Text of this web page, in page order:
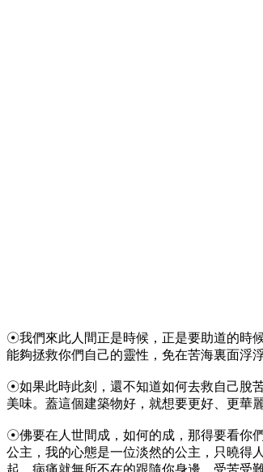
☉我們來此人間正是時候，正是要助道的時
能夠拯救你們自己的靈性，免在苦海裏面浮
☉如果此時此刻，還不知道如何去救自己脫
美味。蓋這個建築物好，就想要更好、更華
☉佛要在人世間成，如何的成，那得要看你
公主，我的心態是一位淡然的公主，只曉得
起，病痛就無所不在的跟隨你身邊。受苦受